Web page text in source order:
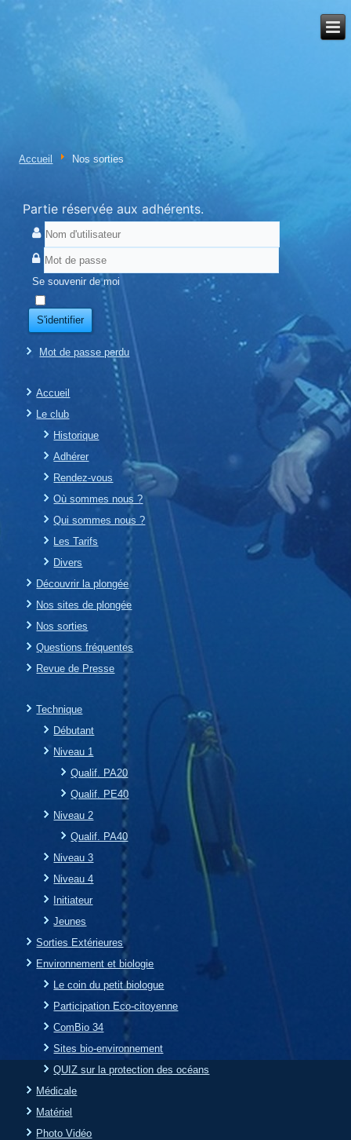
Accueil Nos sorties
Partie réservée aux adhérents.
Se souvenir de moi
S'identifier
Mot de passe perdu
Accueil
Le club
Historique
Adhérer
Rendez-vous
Où sommes nous ?
Qui sommes nous ?
Les Tarifs
Divers
Découvrir la plongée
Nos sites de plongée
Nos sorties
Questions fréquentes
Revue de Presse
Technique
Débutant
Niveau 1
Qualif. PA20
Qualif. PE40
Niveau 2
Qualif. PA40
Niveau 3
Niveau 4
Initiateur
Jeunes
Sorties Extérieures
Environnement et biologie
Le coin du petit biologue
Participation Eco-citoyenne
ComBio 34
Sites bio-environnement
QUIZ sur la protection des océans
Médicale
Matériel
Photo Vidéo